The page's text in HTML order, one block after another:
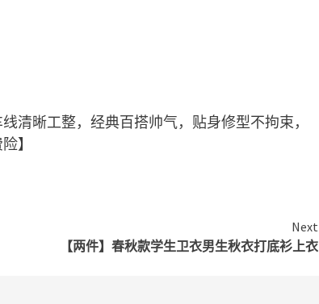
清晰工整，经典百搭帅气，贴身修型不拘束，
】
Next
【两件】春秋款学生卫衣男生秋衣打底衫上衣